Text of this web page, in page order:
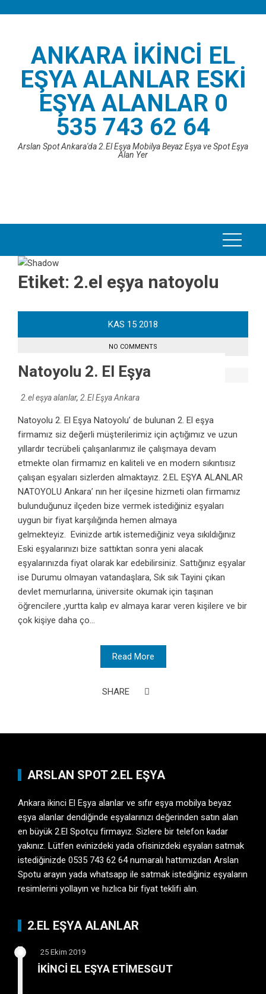
ANKARA İKINCI EL
EŞYA ALANLAR ESKI
EŞYA ALANLAR 0
535 743 62 64
Arslan Spot Ankara'da 2.El Eşya Mobilya Beyaz Eşya ve Spot Eşya
Alan Yer
Etiket: 2.el eşya natoyolu
KAS 15 2018
NO COMMENTS
Natoyolu 2. El Eşya
2.el eşya alanlar, 2.El Eşya Ankara
Natoyolu 2. El Eşya Natoyolu’ de bulunan 2. El eşya
firmamız siz değerli müşterilerimiz için açtığımız ve uzun
yıllardır tecrübeli çalışanlarımız ile çalışmaya devam
etmekte olan firmamız en kaliteli ve en modern sıkıntısız
çalışan eşyaları sizlerden almaktayız. 2.EL EŞYA ALANLAR
NATOYOLU Ankara’ nın her ilçesine hizmeti olan firmamız
bulunduğunuz ilçeden bize vermek istediğiniz eşyaları
uygun bir fiyat karşılığında hemen almaya
gelmekteyiz. Evinizde artık istemediğiniz veya sıkıldığınız
Eski eşyalarınızı bize sattıktan sonra yeni alacak
eşyalarınızda fiyat olarak kar edebilirsiniz. Sattığınız eşyalar
ise Durumu olmayan vatandaşlara, Sık sık Tayini çıkan
devlet memurlarına, üniversite okumak için taşınan
öğrencilere ,yurtta kalıp ev almaya karar veren kişilere ve bir
çok kişiye daha ço...
Read More
SHARE
ARSLAN SPOT 2.EL EŞYA
Ankara ikinci El Eşya alanlar ve sıfır eşya mobilya beyaz
eşya alanlar dendiğinde eşyalarınızı değerinden satın alan
en büyük 2.El Spotçu firmayız. Sizlere bir telefon kadar
yakınız. Lütfen evinizdeki yada ofisinizdeki eşyaları satmak
istediğinizde 0535 743 62 64 numaralı hattımızdan Arslan
Spotu arayın yada whatsapp ile satmak istediğiniz eşyaların
resimlerini yollayın ve hızlıca bir fiyat teklifi alın.
2.EL EŞYA ALANLAR
25 Ekim 2019
İKİNCİ EL EŞYA ETİMESGUT